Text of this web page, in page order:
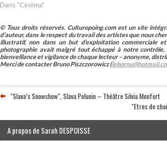
Dans "Cinéma"
© Tous droits réservés. Culturopoing.com est un site
d’auteur, dans le respect du travail des artistes que nous
illustratif, non dans un but d’exploitation commerciale
photographie avait malgré tout échappé à notre
bienveillance et vigilance de chaque lecteur – anonyme,
Merci de contacter Bruno Piszczorowicz (
"Slava’s Snowshow", Slava Polunin – Théâtre Silvia Monfort
"Etres de
A propos de Sarah DESPOISSE